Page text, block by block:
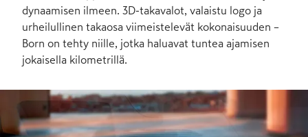
dynaamisen ilmeen. 3D-taka­valot, valaistu logo ja
urhei­lullinen taka­osa viimeistelevät koko­naisuuden –
Born on tehty niille, jotka haluavat tuntea ajamisen
jokaisella kilometrillä.